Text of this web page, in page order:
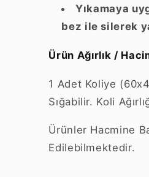
Yıkamaya
bez ile silerek
Ürün Ağırlık /
1 Adet Koliye
Sığabilir. Koli
Ürünler Hacmine
Edilebilmektedir.